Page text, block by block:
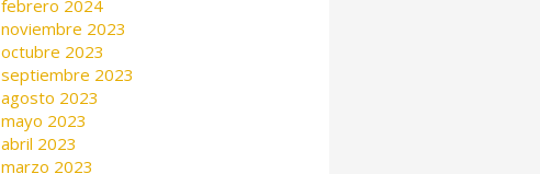
febrero 2024
noviembre 2023
octubre 2023
septiembre 2023
agosto 2023
mayo 2023
abril 2023
marzo 2023